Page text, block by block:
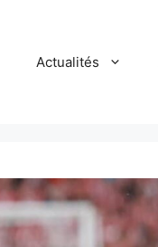
Actualités